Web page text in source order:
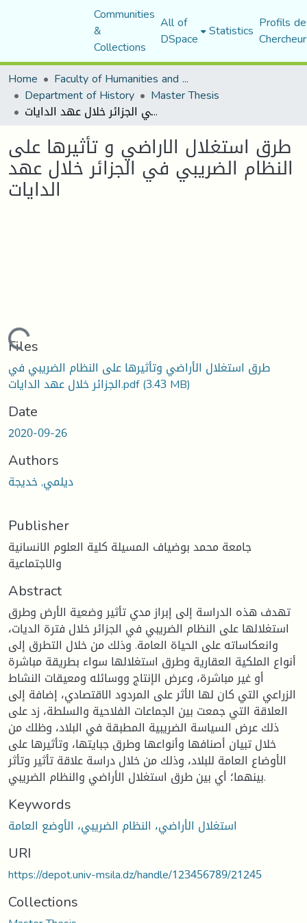
Communities
&
Collections
All of
DSpace Statistics Profils
Home
Faculty of Humanities and Social Sciences
Department of History Master Thesis
طرق استغلال الاراضي و تأثيرها على النظام الضريبي في الجزائر خلال عهد الدايات
طرق استغلال الاراضي و تأثيرها على
النظام الضريبي في الجزائر خلال عهد
الدايات
Loading...
Files
طرق استغلال الأراضي وتأثيرها على النظام الضريبي في
الجزائر خلال عهد الدايات.pdf(3.43 MB)
Date
2020-09-26
Authors
ديلمي, خديجة
Publisher
جامعة محمد بوضياف المسيلة كلية العلوم الانسانية
والاجتماعية
Abstract
تهدف هذه الدراسة إلى إبراز مدي تأثير وضعية الأرض وطرق
استغلالها على النظام الضريبي في الجزائر خلال فترة الديات،
وانعكاساته على الحياة العامة. وذلك من خلال التطرق إلى
أنواع الملكية العقارية وطرق استغلالها سواء بطريقة مباشرة
أو غير مباشرة، وعرض الإنتاج ووسائله ومعيقات النشاط
الزراعي التي كان لها الأثر على المردود الاقتصادي، إضافة إلى
العلاقة التي جمعت بين الجماعات الفلاحية والسلطة، زد على
ذلك عرض السياسة الضريبية المطبقة في البلاد، وظلك من
خلال تبيان أصنافها وأنواعها وطرق جبايتها، وتأثيرها على
الأوضاع العامة للبلاد، وذلك من خلال دراسة علاقة تأثير وتأثر
بينهما؛ أي بين طرق استغلال الأراضي والنظام الضريبي.
Keywords
استغلال الأراضي، النظام الضريبي، الأوضع العامة
URI
https://depot.univ-msila.dz/handle/123456789/21245
Collections